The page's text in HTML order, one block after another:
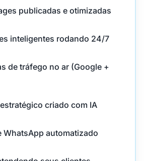
publicadas e otimizadas
inteligentes rodando 24/7
de tráfego no ar (Google +
criado com IA
WhatsApp automatizado